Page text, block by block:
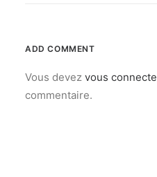
ADD COMMENT
Vous devez vous
commentaire.